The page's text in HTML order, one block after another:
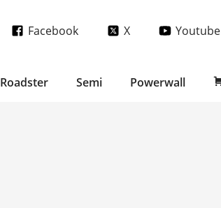
Facebook X Youtube
Roadster Semi Powerwall